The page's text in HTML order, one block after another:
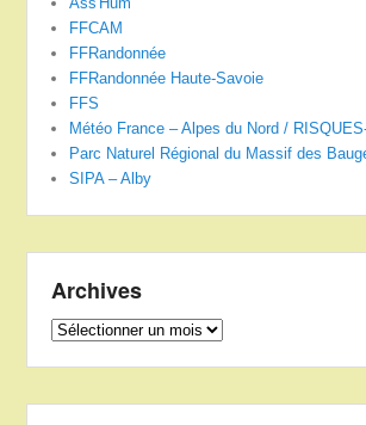
FFCAM
FFRandonnée
FFRandonnée Haute-Savoie
FFS
Météo France – Alpes du Nord /
Parc Naturel Régional du Massif des
SIPA – Alby
Archives
Archives